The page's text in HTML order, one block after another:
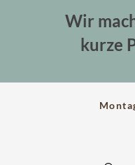
Wir
kurze